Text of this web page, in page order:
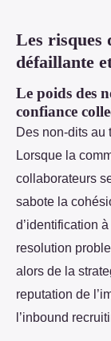
Les risques
défaillante
Le poids des
confiance
Des non-dits au
Lorsque la
collaborateurs
sabote la
d’identification
resolution
alors de la
reputation de
l’inbound